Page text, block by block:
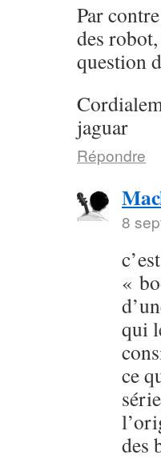
Par
des
question
jaguar
Répondre
8
«
qui
ce
des